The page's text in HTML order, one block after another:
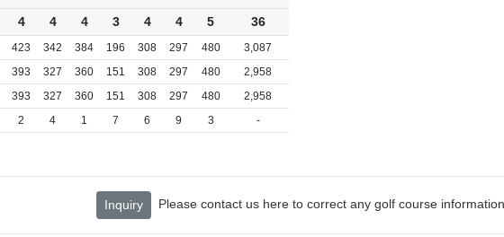
4 4 4 3 4 4 5 36
423 342 384 196 308 297 480
3,087
393 327 360 151 308 297 480
2,958
393 327 360 151 308 297 480
2,958
2 4 1 7 6 9 3 -
Inquiry Please contact us here to correct any golf course